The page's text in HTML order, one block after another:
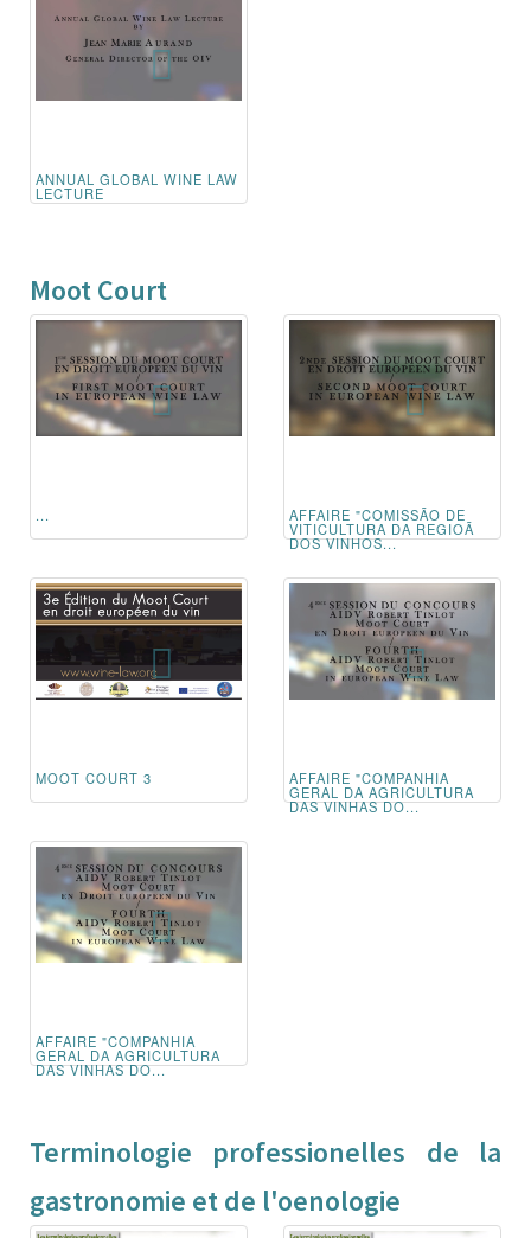
ANNUAL GLOBAL WINE LAW
LECTURE
Moot Court
... AFFAIRE "COMISSÃO DE
VITICULTURA DA REGIOÃ
DOS VINHOS...
MOOT COURT 3 AFFAIRE "COMPANHIA
GERAL DA AGRICULTURA
DAS VINHAS DO...
AFFAIRE "COMPANHIA
GERAL DA AGRICULTURA
DAS VINHAS DO...
Terminologie professionelles de la
gastronomie et de l'oenologie